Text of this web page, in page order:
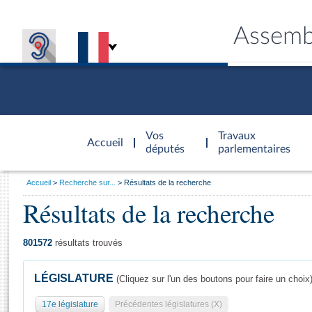
Accueil
d'accueil
Vos
députés
Travaux
parlementaires
Général
Vous
Accueil Recherche sur... Résultats de la recherche
Résultats de la recherche
801572 résultats trouvés
LÉGISLATURE (Cliquez sur l'un des boutons pour faire un choix)
17e législature Précédentes législatures (X)